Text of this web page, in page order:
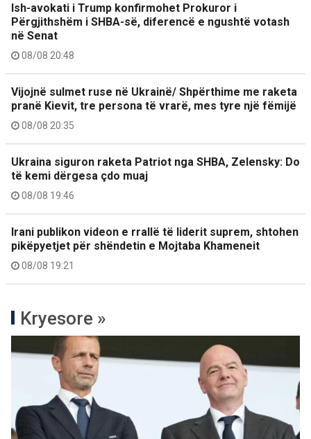
Ish-avokati i Trump konfirmohet Prokuror i
Përgjithshëm i SHBA-së, diferencë e ngushtë votash
në Senat
08/08 20:48
Vijojnë sulmet ruse në Ukrainë/ Shpërthime me raketa
pranë Kievit, tre persona të vrarë, mes tyre një fëmijë
08/08 20:35
Ukraina siguron raketa Patriot nga SHBA, Zelensky: Do
të kemi dërgesa çdo muaj
08/08 19:46
Irani publikon videon e rrallë të liderit suprem, shtohen
pikëpyetjet për shëndetin e Mojtaba Khameneit
08/08 19:21
Kryesore »